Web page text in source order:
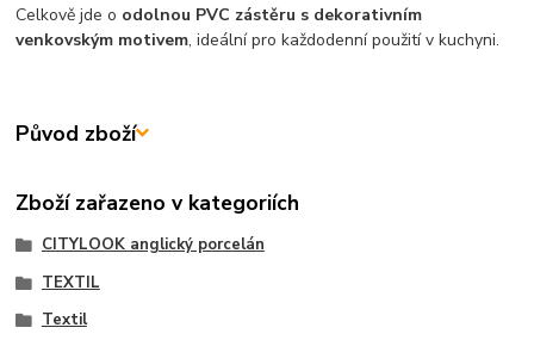
Celkově jde o odolnou PVC zástěru s dekorativním
venkovským motivem, ideální pro každodenní použití v kuchyni.
Původ zboží
Zboží zařazeno v kategoriích
CITYLOOK anglický porcelán
TEXTIL
Textil